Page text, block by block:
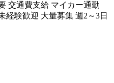
交通費支給 マイカー通勤
経験歓迎 大量募集 週2～3日